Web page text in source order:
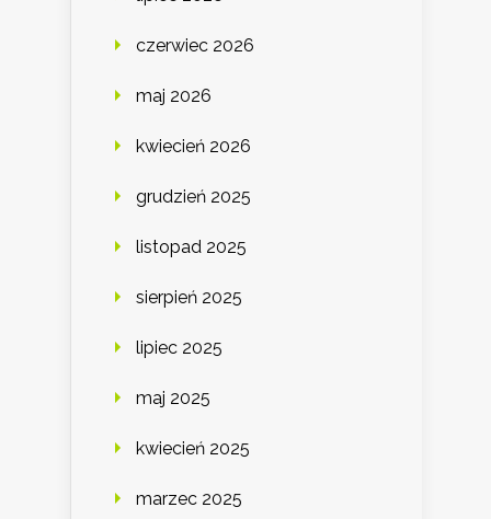
czerwiec 2026
maj 2026
kwiecień 2026
grudzień 2025
listopad 2025
sierpień 2025
lipiec 2025
maj 2025
kwiecień 2025
marzec 2025